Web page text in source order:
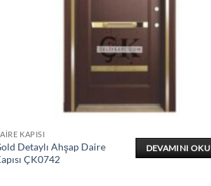
KAPISI
Detaylı Ahşap Daire
ÇK0742
DEVAMINI OKU